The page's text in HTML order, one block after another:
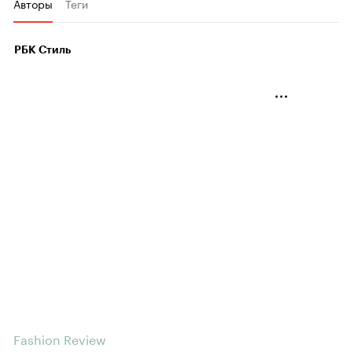
РБК Стиль
Fashion Review